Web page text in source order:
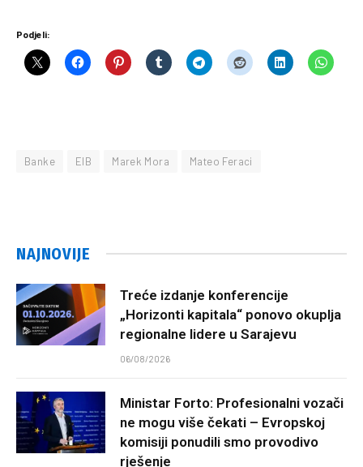
Podjeli:
Banke EIB Marek Mora Mateo Feraci
NAJNOVIJE
Treće izdanje konferencije
„Horizonti kapitala“ ponovo okuplja
regionalne lidere u Sarajevu
06/08/2026
Ministar Forto: Profesionalni vozači
ne mogu više čekati – Evropskoj
komisiji ponudili smo provodivo
rješenje